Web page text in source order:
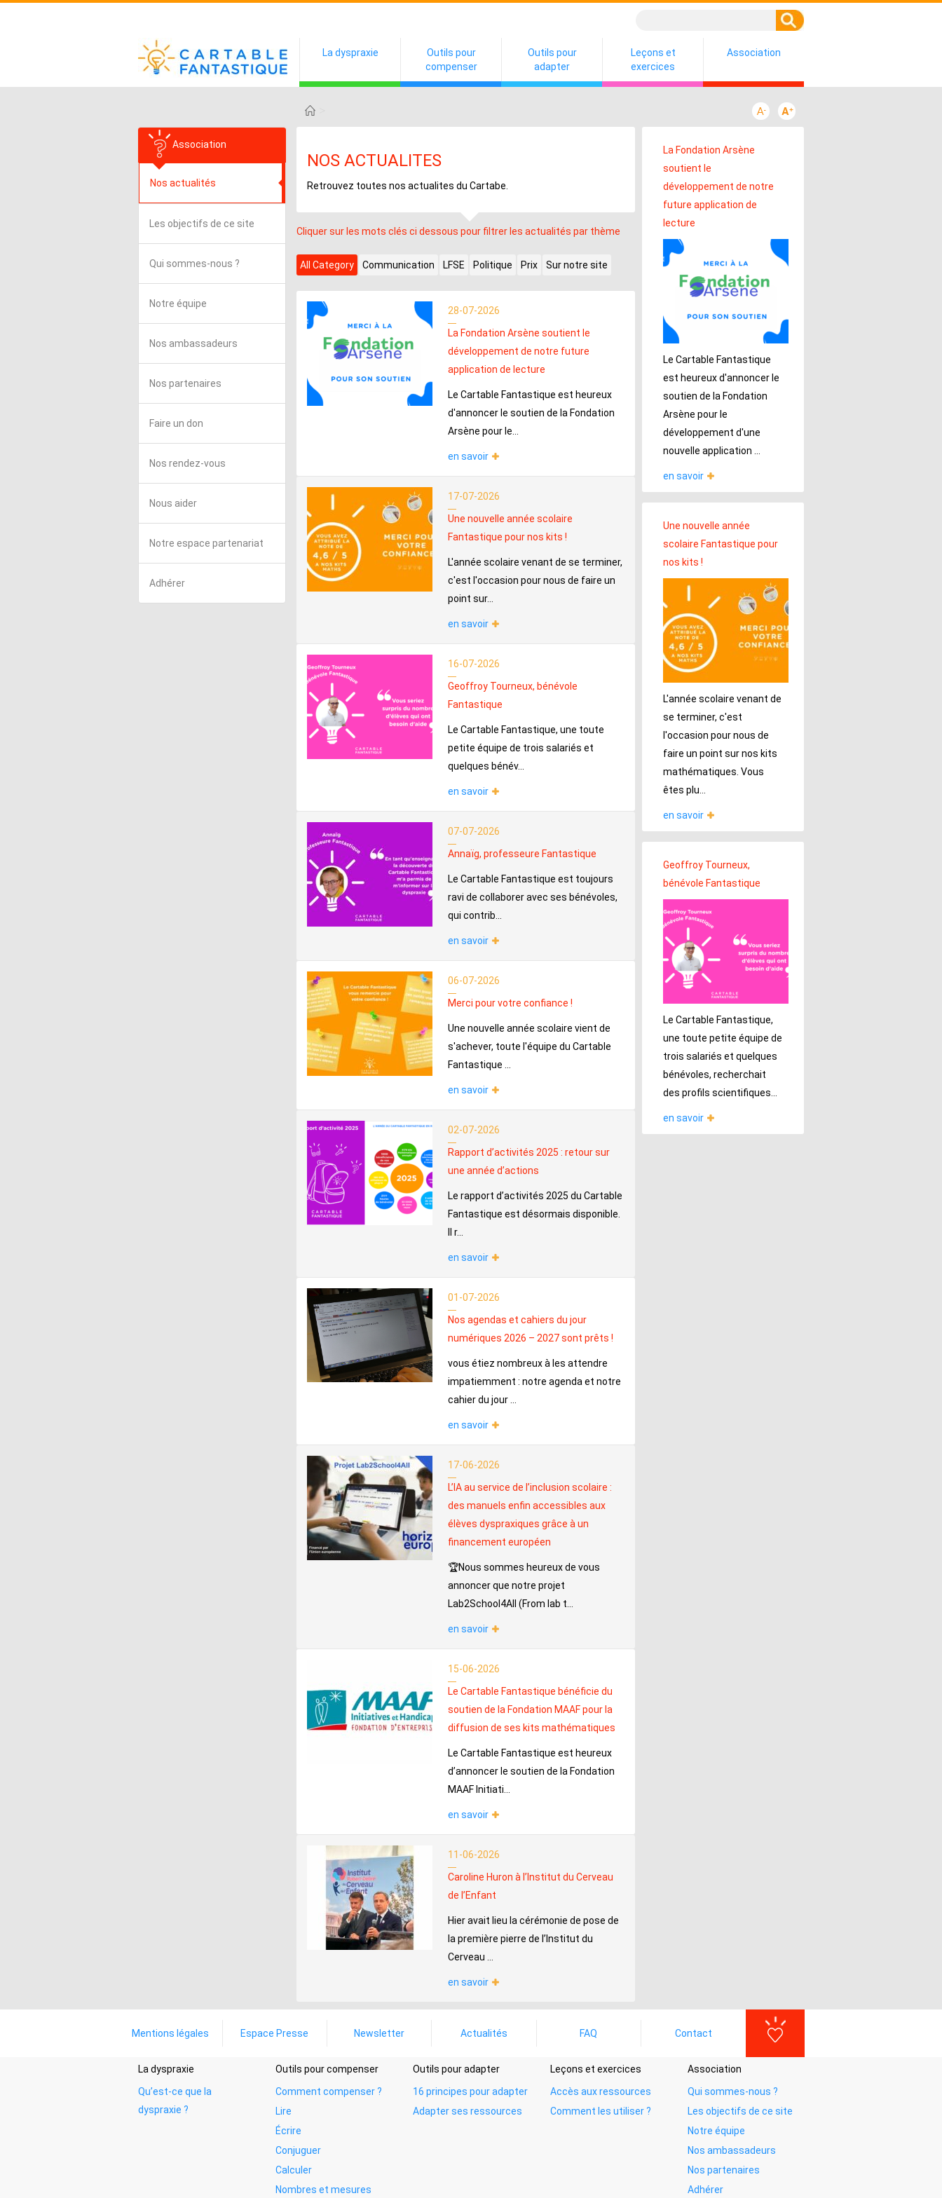
La dyspraxie
Outils pour
compenser
Outils pour
adapter
Leçons et
exercices
Association
Association
Nos actualités
Les objectifs de ce site
Qui sommes-nous ?
Notre équipe
Nos ambassadeurs
Nos partenaires
Faire un don
Nos rendez-vous
Nous aider
Notre espace partenariat
Adhérer
NOS ACTUALITES
Retrouvez toutes nos actualites du Cartabe.
Cliquer sur les mots clés ci dessous pour filtrer les actualités par thème
All Category Communication LFSE Politique Prix Sur notre site
28-07-2026
La Fondation Arsène soutient le
développement de notre future
application de lecture
Le Cartable Fantastique est heureux
d'annoncer le soutien de la Fondation
Arsène pour le...
en savoir
17-07-2026
Une nouvelle année scolaire
Fantastique pour nos kits !
L'année scolaire venant de se terminer,
c'est l'occasion pour nous de faire un
point sur...
en savoir
16-07-2026
Geoffroy Tourneux, bénévole
Fantastique
Le Cartable Fantastique, une toute
petite équipe de trois salariés et
quelques bénév...
en savoir
07-07-2026
Annaïg, professeure Fantastique
Le Cartable Fantastique est toujours
ravi de collaborer avec ses bénévoles,
qui contrib...
en savoir
06-07-2026
Merci pour votre confiance !
Une nouvelle année scolaire vient de
s'achever, toute l'équipe du Cartable
Fantastique ...
en savoir
02-07-2026
Rapport d’activités 2025 : retour sur
une année d’actions
Le rapport d’activités 2025 du Cartable
Fantastique est désormais disponible.
Il r...
en savoir
01-07-2026
Nos agendas et cahiers du jour
numériques 2026 – 2027 sont prêts !
vous étiez nombreux à les attendre
impatiemment : notre agenda et notre
cahier du jour ...
en savoir
17-06-2026
L’IA au service de l’inclusion scolaire :
des manuels enfin accessibles aux
élèves dyspraxiques grâce à un
financement européen
🏆Nous sommes heureux de vous
annoncer que notre projet
Lab2School4All (From lab t...
en savoir
15-06-2026
Le Cartable Fantastique bénéficie du
soutien de la Fondation MAAF pour la
diffusion de ses kits mathématiques
Le Cartable Fantastique est heureux
d’annoncer le soutien de la Fondation
MAAF Initiati...
en savoir
11-06-2026
Caroline Huron à l’Institut du Cerveau
de l’Enfant
Hier avait lieu la cérémonie de pose de
la première pierre de l’Institut du
Cerveau ...
en savoir
La Fondation Arsène
soutient le
développement de notre
future application de
lecture
Le Cartable Fantastique
est heureux d'annoncer le
soutien de la Fondation
Arsène pour le
développement d'une
nouvelle application ...
en savoir
Une nouvelle année
scolaire Fantastique pour
nos kits !
L'année scolaire venant de
se terminer, c'est
l'occasion pour nous de
faire un point sur nos kits
mathématiques. Vous
êtes plu...
en savoir
Geoffroy Tourneux,
bénévole Fantastique
Le Cartable Fantastique,
une toute petite équipe de
trois salariés et quelques
bénévoles, recherchait
des profils scientifiques...
en savoir
Mentions légales Espace Presse Newsletter Actualités FAQ Contact
La dyspraxie
Qu’est-ce que la
dyspraxie ?
Outils pour compenser
Comment compenser ?
Lire
Écrire
Conjuguer
Calculer
Nombres et mesures
Outils pour adapter
16 principes pour adapter
Adapter ses ressources
Leçons et exercices
Accès aux ressources
Comment les utiliser ?
Association
Qui sommes-nous ?
Les objectifs de ce site
Notre équipe
Nos ambassadeurs
Nos partenaires
Adhérer